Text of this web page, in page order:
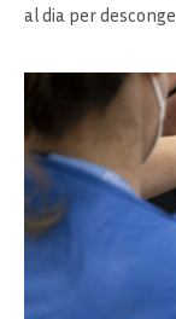
al dia per